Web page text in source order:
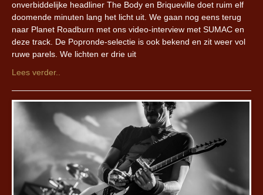
onverbiddelijke headliner The Body en Briqueville doet ruim elf
doomende minuten lang het licht uit. We gaan nog eens terug
naar Planet Roadburn met ons video-interview met SUMAC en
deze track. De Popronde-selectie is ook bekend en zit weer vol
ruwe parels. We lichten er drie uit
Lees verder..